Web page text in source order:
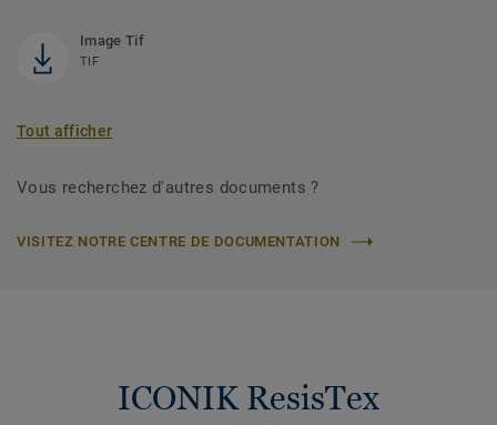
Image Tif
TIF
Tout afficher
Vous recherchez d'autres documents ?
VISITEZ NOTRE CENTRE DE DOCUMENTATION
ICONIK ResisTex